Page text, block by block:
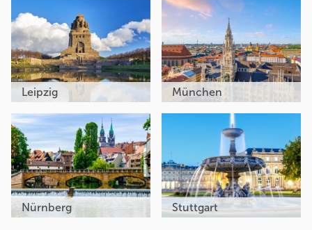
Leipzig München
Nürnberg Stuttgart